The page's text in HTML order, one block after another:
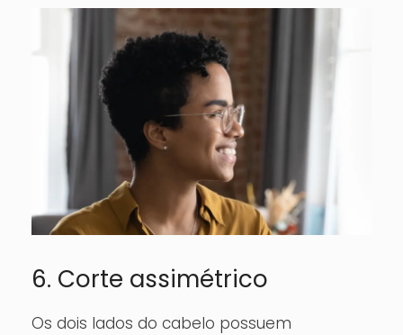
6. Corte assimétrico
Os dois lados do cabelo possuem